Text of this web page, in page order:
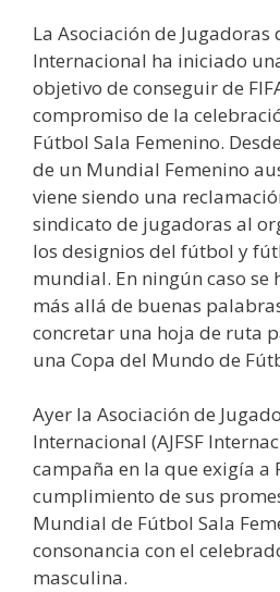
La Asociación de Jugadoras
Internacional ha iniciado
objetivo de conseguir de
compromiso de la
Fútbol Sala Femenino.
de un Mundial Femenino
viene siendo una
sindicato de jugadoras al
los designios del fútbol y
mundial. En ningún caso se
más allá de buenas
concretar una hoja de ruta
una Copa del Mundo de
Ayer la Asociación de
Internacional (AJFSF
campaña en la que exigía a
cumplimiento de sus
Mundial de Fútbol Sala
consonancia con el
masculina.